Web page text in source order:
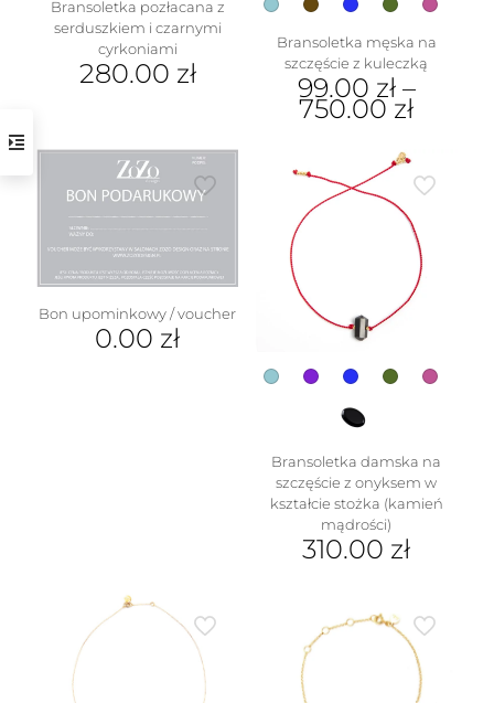
Bransoletka pozłacana z
serduszkiem i czarnymi
cyrkoniami
280.00 zł
Bransoletka męska na
szczęście z kuleczką
99.00 zł–
750.00 zł
produkt
ma
wiele
wariantów.
stronie
produktu
Bon upominkowy / voucher
0.00 zł
Bransoletka damska na
szczęście z onyksem w
kształcie stożka (kamień
mądrości)
310.00 zł
ma
wariantów.